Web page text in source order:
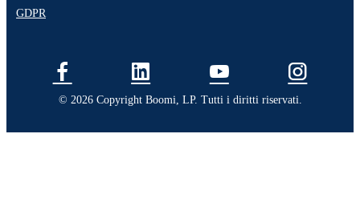
GDPR
© 2026 Copyright Boomi, LP. Tutti i diritti riservati.